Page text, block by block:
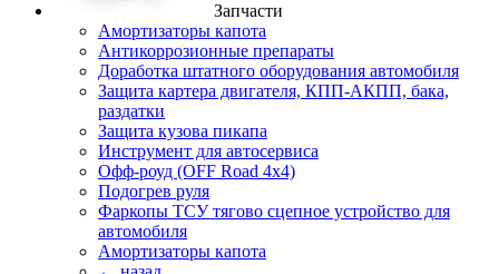
Запчасти
Амортизаторы капота
Антикоррозионные препараты
Доработка штатного оборудования автомобиля
Защита картера двигателя, КПП-АКПП, бака,
раздатки
Защита кузова пикапа
Инструмент для автосервиса
Офф-роуд (OFF Road 4x4)
Подогрев руля
Фаркопы ТСУ тягово сцепное устройство для
автомобиля
Амортизаторы капота